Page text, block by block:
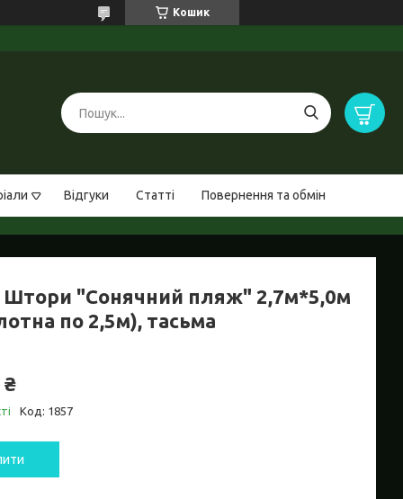
Кошик
Відгуки Статті Повернення та обмін
"Сонячний пляж" 2,7м*5,0м
по 2,5м), тасьма
Код: 1857